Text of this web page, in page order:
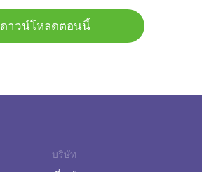
ดาวน์โหลดตอนนี้
บริษัท